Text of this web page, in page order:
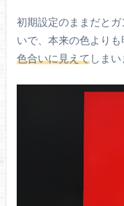
初期設定のままだと
いで、本来の色よりも
色合いに見えてしまい